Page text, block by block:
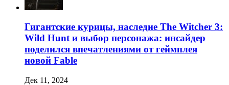
Гигантские курицы, наследие The Witcher 3:
Wild Hunt и выбор персонажа: инсайдер
поделился впечатлениями от геймплея
новой Fable
Дек 11, 2024